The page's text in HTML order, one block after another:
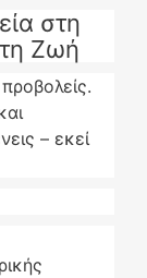
στη
Ζωή
– εκεί